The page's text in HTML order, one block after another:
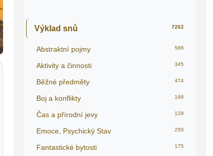
Výklad snů 7262
Abstraktní pojmy 586
Aktivity a činnosti 345
Běžné předměty 474
Boj a konflikty 168
Čas a přírodní jevy 129
Emoce, Psychický Stav 250
Fantastické bytosti 175